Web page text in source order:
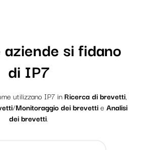
si fidano
di IP7
utilizzano IP7 in Ricerca di brevetti,
/Monitoraggio dei brevettie Analisi
dei brevetti.